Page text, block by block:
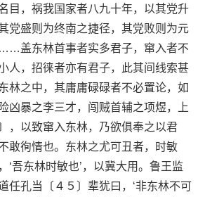
目，祸我国家者八九十年，以其党升
党盛则为终南之捷径，其党败则为元
盖东林首事者实多君子，窜入者不
人，招徕者亦有君子，此其间线索甚
之中，其庸庸碌碌者不必置论，如
凶暴之李三才，闯贼首辅之项煜，上
，以致窜入东林，乃欲俱奉之以君
敢徇情也。东林之尤可丑者，时敏
‘吾东林时敏也’，以冀大用。鲁王监
任孔当〔４５〕辈犹曰，‘非东林不可